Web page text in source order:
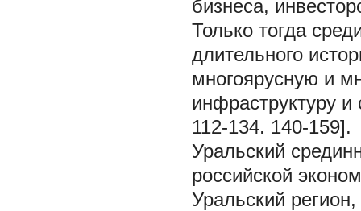
бизнеса,
Только тогда
длительного
многоярусную и
инфраструктуру
112-134. 140-159].
Уральский
российской
Уральский